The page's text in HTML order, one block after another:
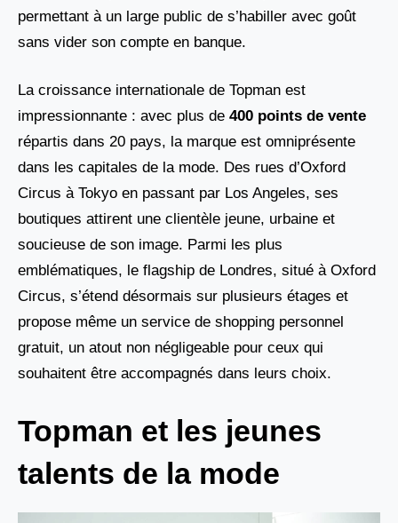
permettant à un large public de s’habiller avec goût
sans vider son compte en banque.
La croissance internationale de Topman est
impressionnante : avec plus de 400 points de vente
répartis dans 20 pays, la marque est omniprésente
dans les capitales de la mode. Des rues d’Oxford
Circus à Tokyo en passant par Los Angeles, ses
boutiques attirent une clientèle jeune, urbaine et
soucieuse de son image. Parmi les plus
emblématiques, le flagship de Londres, situé à Oxford
Circus, s’étend désormais sur plusieurs étages et
propose même un service de shopping personnel
gratuit, un atout non négligeable pour ceux qui
souhaitent être accompagnés dans leurs choix.
Topman et les jeunes
talents de la mode